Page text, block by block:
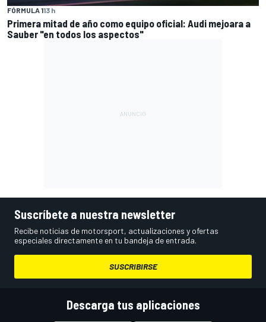
FÓRMULA 113 h
Primera mitad de año como equipo oficial: Audi mejoara a
Sauber "en todos los aspectos"
Suscríbete a nuestra newsletter
Recibe noticias de motorsport, actualizaciones y ofertas
especiales directamente en tu bandeja de entrada.
SUSCRIBIRSE
Descarga tus aplicaciones